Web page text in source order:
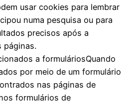
usar cookies para lembrar
numa pesquisa ou para
precisos após a
páginas.
a formuláriosQuando
por meio de um formulário
nas páginas de
formulários de